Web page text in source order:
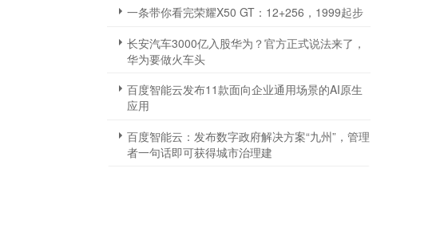
一条带你看完荣耀X50 GT：12+256，1999起步
长安汽车3000亿入股华为？官方正式说法来了，
华为要做火车头
百度智能云发布11款面向企业通用场景的AI原生
应用
百度智能云：发布数字政府解决方案“九州”，管理
者一句话即可获得城市治理建